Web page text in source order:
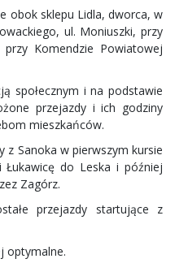
obok sklepu Lidla, dworca, w
ul. Moniuszki, przy
Komendzie Powiatowej
społecznym i na podstawie
przejazdy i ich godziny
mieszkańców.
z Sanoka w pierwszym kursie
Łukawicę do Leska i później
Zagórz.
przejazdy startujące z
optymalne.